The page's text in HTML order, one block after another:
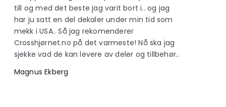
till og med det beste jag varit bort i.. og jag
har ju satt en del dekaler under min tid som
mekk i USA.. Så jag rekomenderer
Crosshjørnet.no på det varmeste! Nå ska jag
sjekke vad de kan levere av deler og tillbehør..
Magnus Ekberg